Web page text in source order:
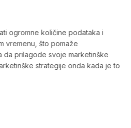
ogromne količine podataka i
vremenu, što pomaže
da prilagode svoje marketinške
strategije onda kada je to